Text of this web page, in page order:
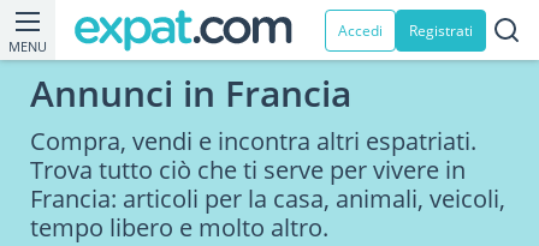
MENU
Accedi Registrati
Annunci in Francia
Compra, vendi e incontra altri espatriati.
Trova tutto ciò che ti serve per vivere in
Francia: articoli per la casa, animali, veicoli,
tempo libero e molto altro.